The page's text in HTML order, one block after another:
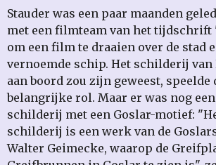
Stauder was een paar maanden
met een filmteam van het tijdschrift
om een ​​film te draaien over de stad
vernoemde schip. Het schilderij van
aan boord zou zijn geweest, speelde
belangrijke rol. Maar er was nog
schilderij met een Goslar-motief:
schilderij is een werk van de
Walter Geimecke, waarop de